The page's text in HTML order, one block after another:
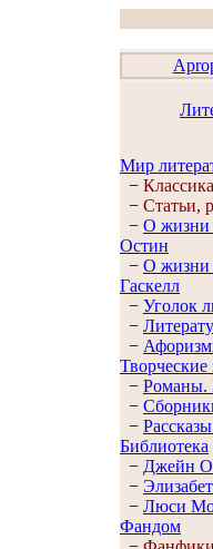
Мир
−
− Статьи,
− О жизни
Остин
− О жизни
Гaскелл
− Уголок
−
−
Творческие
− Романы.
−
−
Библиотека
− Джейн
−
− Люси
Фандом